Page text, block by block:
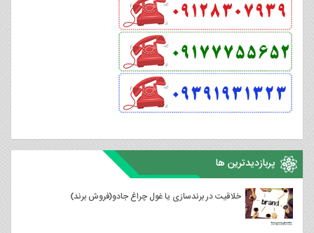
پربازدیدترین ها
خلاقیت در برندسازی یا غول چراغ جادو(فروش برند)